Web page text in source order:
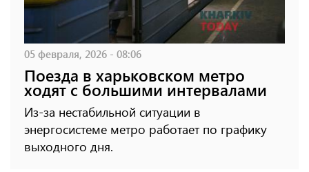
05 февраля, 2026 - 08:06
Поезда в харьковском метро
ходят с большими интервалами
Из-за нестабильной ситуации в
энергосистеме метро работает по графику
выходного дня.